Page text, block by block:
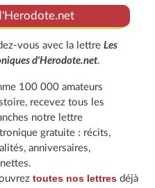
vous avec la lettre Les
d'Herodote.net.
100 000 amateurs
recevez tous les
notre lettre
gratuite : récits,
anniversaires,
toutes nos lettresdéjà